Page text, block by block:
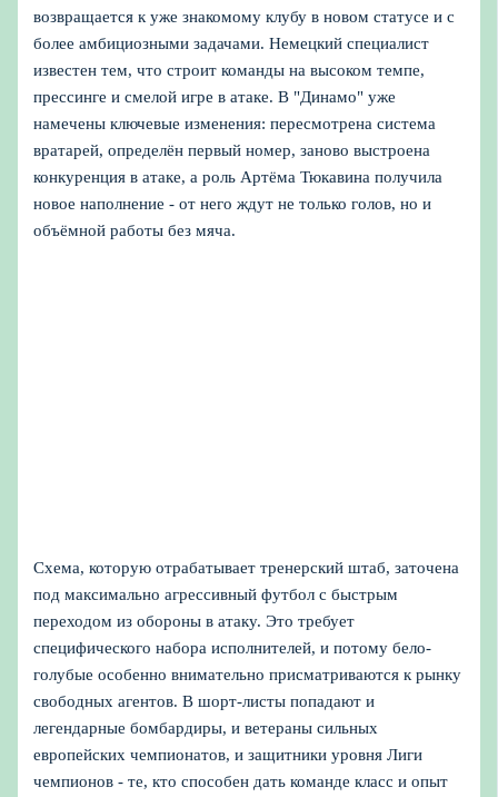
возвращается к уже знакомому клубу в новом статусе и с
более амбициозными задачами. Немецкий специалист
известен тем, что строит команды на высоком темпе,
прессинге и смелой игре в атаке. В "Динамо" уже
намечены ключевые изменения: пересмотрена система
вратарей, определён первый номер, заново выстроена
конкуренция в атаке, а роль Артёма Тюкавина получила
новое наполнение - от него ждут не только голов, но и
объёмной работы без мяча.
Схема, которую отрабатывает тренерский штаб, заточена
под максимально агрессивный футбол с быстрым
переходом из обороны в атаку. Это требует
специфического набора исполнителей, и потому бело-
голубые особенно внимательно присматриваются к рынку
свободных агентов. В шорт-листы попадают и
легендарные бомбардиры, и ветераны сильных
европейских чемпионатов, и защитники уровня Лиги
чемпионов - те, кто способен дать команде класс и опыт